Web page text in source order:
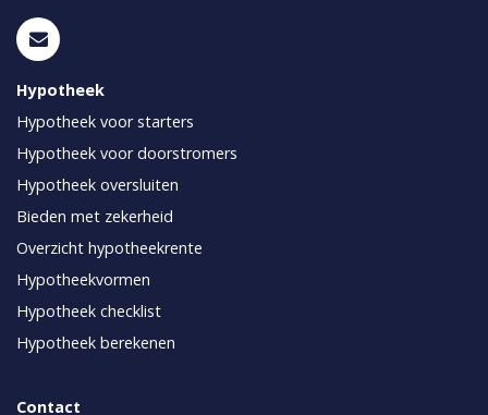
Hypotheek
Hypotheek voor starters
Hypotheek voor doorstromers
Hypotheek oversluiten
Bieden met zekerheid
Overzicht hypotheekrente
Hypotheekvormen
Hypotheek checklist
Hypotheek berekenen
Contact